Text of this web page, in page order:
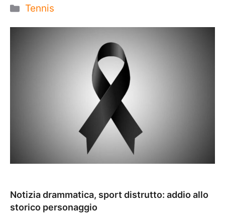
Categorie
Tennis
Notizia drammatica, sport distrutto: addio allo
storico personaggio